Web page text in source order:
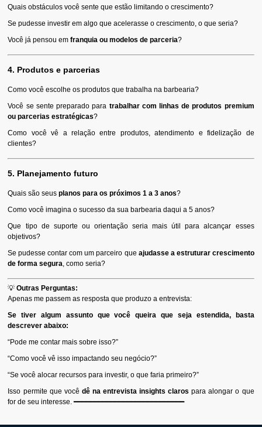
Quais obstáculos você sente que estão limitando o crescimento?
Se pudesse investir em algo que acelerasse o crescimento, o que seria?
Você já pensou emfranquia ou modelos de parceria?
4. Produtos e parcerias
Como você escolhe os produtos que trabalha na barbearia?
Você se sente preparado para trabalhar com linhas de produtos premium
ou parcerias estratégicas?
Como você vê a relação entre produtos, atendimento e fidelização de
clientes?
5. Planejamento futuro
Quais são seusplanos para os próximos 1 a 3 anos?
Como você imagina o sucesso da sua barbearia daqui a 5 anos?
Que tipo de suporte ou orientação seria mais útil para alcançar esses
objetivos?
Se pudesse contar com um parceiro que ajudasse a estruturar crescimento
de forma segura , como seria?
💡Outras Perguntas:
Apenas me passem as resposta que produzo a entrevista:
Se tiver algum assunto que você queira que seja estendida, basta
descrever abaixo:
“Pode me contar mais sobre isso?”
“Como você vê isso impactando seu negócio?”
“Se você alocar recursos para investir, o que faria primeiro?”
Isso permite que você dê na entrevista insights claros para alongar o que
for de seu interesse. ━━━━━━━━━━━━━━━━━━━━━━━━━━━